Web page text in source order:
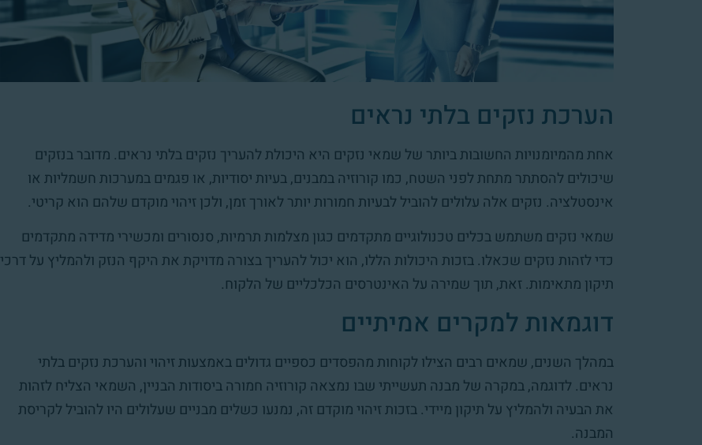
הערכת נזקים בלתי נראים
אחת מהמיומנויות החשובות ביותר של שמאי נזקים היא היכולת להעריך נזקים בלתי נראים. מדובר בנזקים
שיכולים להסתתר מתחת לפני השטח, כמו קורוזיה במבנים, בעיות יסודיות, או פגמים במערכות חשמליות או
אינסטלציה. נזקים אלה עלולים להוביל לבעיות חמורות יותר לאורך זמן, ולכן זיהוי מוקדם שלהם הוא קריטי.
שמאי נזקים משתמש בכלים טכנולוגיים מתקדמים כגון מצלמות תרמיות, סנסורים ומכשירי מדידה מתקדמים
כדי לזהות נזקים שכאלו. בזכות היכולות הללו, הוא יכול להעריך בצורה מדויקת את היקף הנזק ולהמליץ על דרכי
תיקון מתאימות. זאת, תוך שמירה על האינטרסים הכלכליים של הלקוח.
דוגמאות למקרים אמיתיים
במהלך השנים, שמאים רבים הצילו לקוחות מהפסדים כספיים גדולים באמצעות זיהוי והערכת נזקים בלתי
נראים. לדוגמה, במקרה של מבנה תעשייתי שבו נמצאה קורוזיה חמורה ביסודות הבניין, השמאי הצליח לזהות
את הבעיה ולהמליץ על תיקון מיידי. בזכות זיהוי מוקדם זה, נמנעו כשלים מבניים שעלולים היו להוביל לקריסת
המבנה.